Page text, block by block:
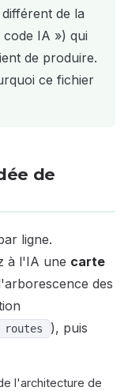
de la
IA ») qui
de produire.
ce fichier
de
ligne.
à l'IA une carte
des
routes
), puis
l'architecture de